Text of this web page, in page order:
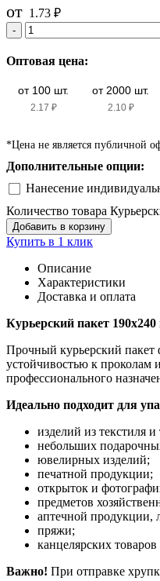
от 1.73 ₽
-
Оптовая цена:
от 100 шт.
2.17 ₽
от 2000 шт.
2.10 ₽
*Цена не является публичной
Дополнительные опции:
Нанесение
Количество товара
Добавить в корзину
Купить в 1 клик
Описание
Характеристики
Доставка и оплата
Курьерский пакет
Прочный курьерский пакет
устойчивостью к проколам
профессионального
Идеально подходит для
изделий из текстиля и
небольших
ювелирных изделий;
печатной продукции;
открыток и
предметов
аптечной продукции,
пряжи;
канцелярских товаров
Важно! При отправке